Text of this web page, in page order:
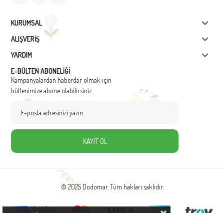
KURUMSAL
ALIŞVERİŞ
YARDIM
E-BÜLTEN ABONELİĞİ
Kampanyalardan haberdar olmak için
bültenimize abone olabilirsiniz.
KAYIT OL
© 2025 Dodomar. Tüm hakları saklıdır.